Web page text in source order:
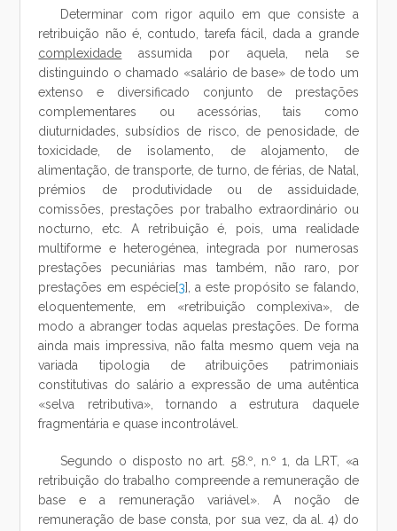
Determinar com rigor aquilo em que consiste a
retribuição não é, contudo, tarefa fácil, dada a grande
complexidade assumida por aquela, nela se
distinguindo o chamado «salário de base» de todo um
extenso e diversificado conjunto de prestações
complementares ou acessórias, tais como
diuturnidades, subsídios de risco, de penosidade, de
toxicidade, de isolamento, de alojamento, de
alimentação, de transporte, de turno, de férias, de Natal,
prémios de produtividade ou de assiduidade,
comissões, prestações por trabalho extraordinário ou
nocturno, etc. A retribuição é, pois, uma realidade
multiforme e heterogénea, integrada por numerosas
prestações pecuniárias mas também, não raro, por
prestações em espécie[3], a este propósito se falando,
eloquentemente, em «retribuição complexiva», de
modo a abranger todas aquelas prestações. De forma
ainda mais impressiva, não falta mesmo quem veja na
variada tipologia de atribuições patrimoniais
constitutivas do salário a expressão de uma autêntica
«selva retributiva», tornando a estrutura daquele
fragmentária e quase incontrolável.
Segundo o disposto no art. 58.º, n.º 1, da LRT, «a
retribuição do trabalho compreende a remuneração de
base e a remuneração variável». A noção de
remuneração de base consta, por sua vez, da al. 4) do